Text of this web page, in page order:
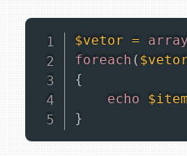
$vetor = array
foreach ( $vetor
{
echo
$item
}